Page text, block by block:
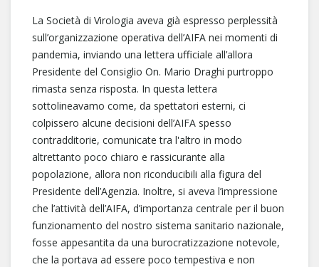
La Società di Virologia aveva già espresso perplessità
sull’organizzazione operativa dell’AIFA nei momenti di
pandemia, inviando una lettera ufficiale all’allora
Presidente del Consiglio On. Mario Draghi purtroppo
rimasta senza risposta. In questa lettera
sottolineavamo come, da spettatori esterni, ci
colpissero alcune decisioni dell’AIFA spesso
contradditorie, comunicate tra l'altro in modo
altrettanto poco chiaro e rassicurante alla
popolazione, allora non riconducibili alla figura del
Presidente dell’Agenzia. Inoltre, si aveva l’impressione
che l’attività dell’AIFA, d’importanza centrale per il buon
funzionamento del nostro sistema sanitario nazionale,
fosse appesantita da una burocratizzazione notevole,
che la portava ad essere poco tempestiva e non